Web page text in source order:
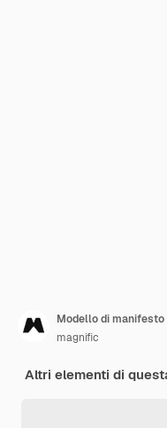
Modello di
magnific
Altri elementi di